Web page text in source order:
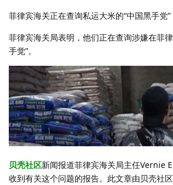
菲律宾海关正在查询私运大米的“中国黑手党”
菲律宾海关局表明，他们正在查询涉嫌在菲
手觉”。
贝壳社区新闻报道菲律宾海关局主任Vernie
收到有关这个问题的报告。此文章由贝壳社区